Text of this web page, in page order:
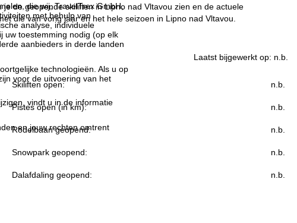
die wij, TravelTrex GmbH,
met behulp van
analyse, individuele
uw toestemming nodig (op elk
aanbieders in derde landen
technologieën. Als u op
voor de uitvoering van het
vindt u in de informatie
en jouw rechten omtrent
de geopende skiliften in Lipno nad Vltavou zien en de actuele
die van vorig jaar en het hele seizoen in Lipno nad Vltavou.
Laatst bijgewerkt op: n.b.
Skiliften open: n.b.
Pistes open (in km): n.b.
Rodelbaan geopend: n.b.
Snowpark geopend: n.b.
Dalafdaling geopend: n.b.